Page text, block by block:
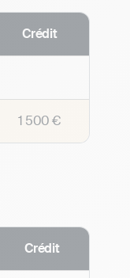
Crédit
1 500 €
Crédit